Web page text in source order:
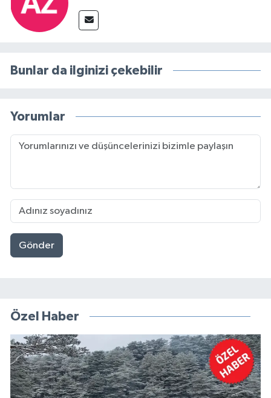
Bunlar da ilginizi çekebilir
Yorumlar
Gönder
Özel Haber